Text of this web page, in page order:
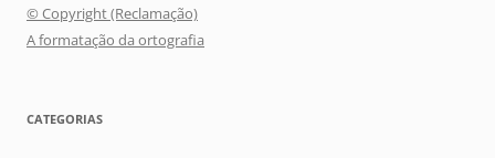
© Copyright (Reclamação)
A formatação da ortografia
CATEGORIAS